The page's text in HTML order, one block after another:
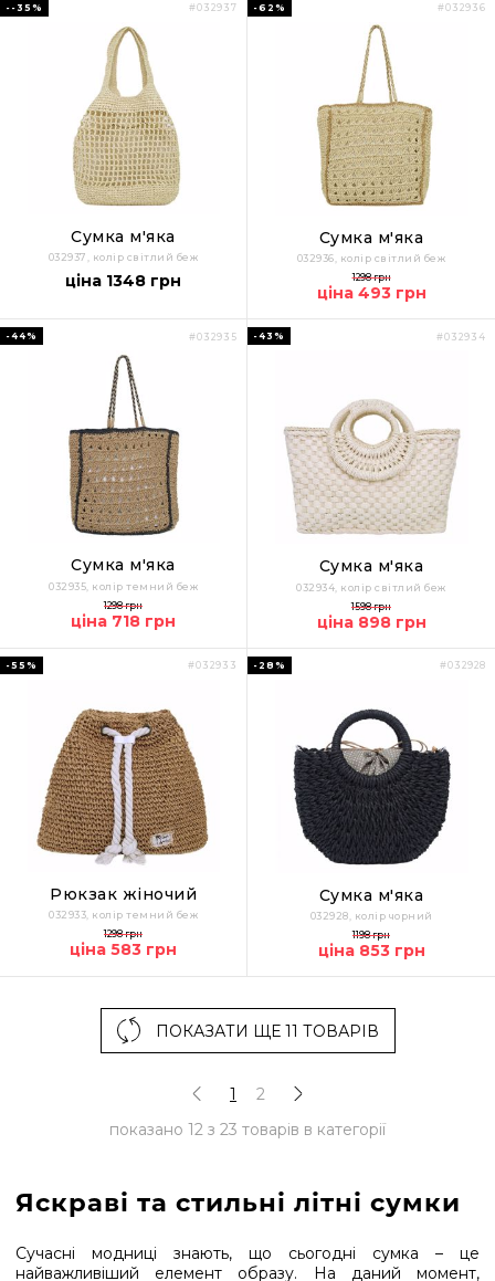
Яскраві та стильні літні сумки
Сучасні модниці знають, що сьогодні сумка – це
найважливіший елемент образу. На даний момент,
#032937
--35%
Сумка м'яка
032937, колір світлий беж
ціна 1348 грн
#032936
-62%
Сумка м'яка
032936, колір світлий беж
1298 грн
ціна 493 грн
#032935
-44%
Сумка м'яка
032935, колір темний беж
1298 грн
ціна 718 грн
#032934
-43%
Сумка м'яка
032934, колір світлий беж
1598 грн
ціна 898 грн
#032933
-55%
Рюкзак жіночий
032933, колір темний беж
1298 грн
ціна 583 грн
#032928
-28%
Сумка м'яка
032928, колір чорний
1198 грн
ціна 853 грн
ПОКАЗАТИ ЩЕ 11 ТОВАРІВ
1
2
показано 12 з 23 товарів в категорії